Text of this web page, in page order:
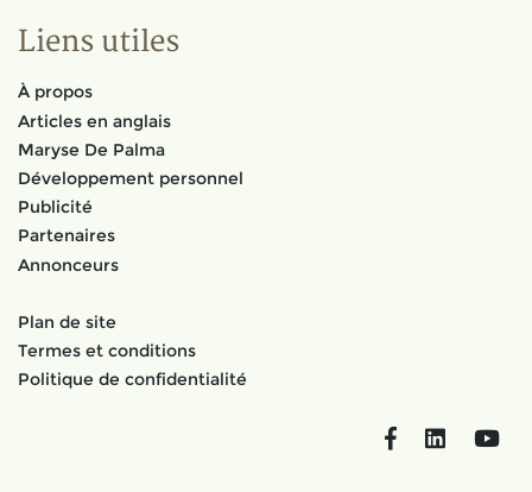
Liens utiles
À propos
Articles en anglais
Maryse De Palma
Développement personnel
Publicité
Partenaires
Annonceurs
Plan de site
Termes et conditions
Politique de confidentialité
FacebookLinkedIn